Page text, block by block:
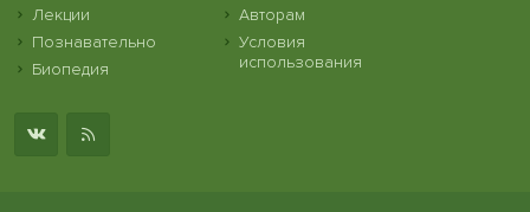
Лекции
Познавательно
Биопедия
Авторам
Условия
использования